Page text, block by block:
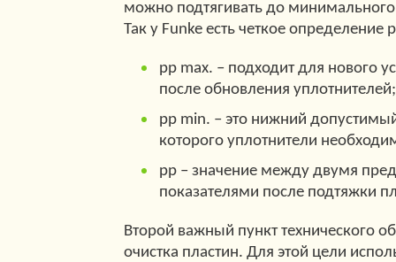
можно подтягивать до
Так у Funke есть четкое определение
рр max. – подходит для нового
после обновления уплотнителей;
рр min. – это нижний
которого уплотнители
рр – значение между двумя
показателями после подтяжки
Второй важный пункт технического
очистка пластин. Для этой цели